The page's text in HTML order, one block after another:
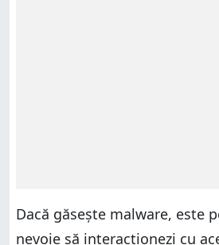
Dacă găsește malware, este
nevoie să interacționezi cu